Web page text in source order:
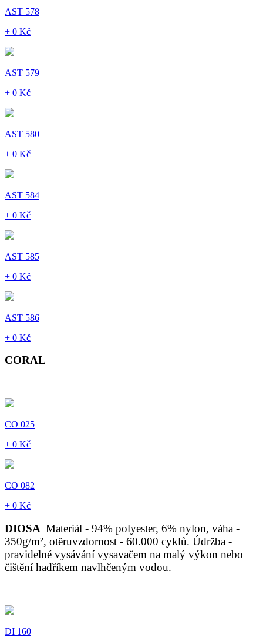
AST 578
+ 0 Kč
AST 579
+ 0 Kč
AST 580
+ 0 Kč
AST 584
+ 0 Kč
AST 585
+ 0 Kč
AST 586
+ 0 Kč
CORAL
CO 025
+ 0 Kč
CO 082
+ 0 Kč
DIOSA Materiál - 94% polyester, 6% nylon, váha -
350g/m², otěruvzdornost - 60.000 cyklů. Údržba -
pravidelné vysávání vysavačem na malý výkon nebo
čištění hadříkem navlhčeným vodou.
DI 160